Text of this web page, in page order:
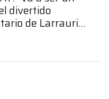
divertido
de Larrauri